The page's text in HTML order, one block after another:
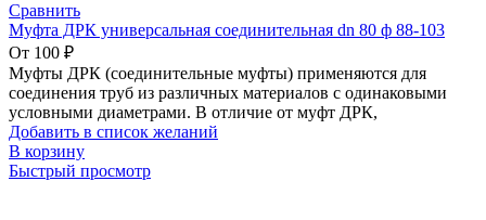
Сравнить
Муфта ДРК универсальная соединительная dn 80 ф 88-103
От 100 ₽
Муфты ДРК (соединительные муфты) применяются для
соединения труб из различных материалов с одинаковыми
условными диаметрами. В отличие от муфт ДРК,
Добавить в список желаний
В корзину
Быстрый просмотр